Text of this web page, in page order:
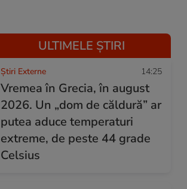
ULTIMELE ȘTIRI
Știri Externe 14:25
Vremea în Grecia, în august
2026. Un „dom de căldură” ar
putea aduce temperaturi
extreme, de peste 44 grade
Celsius